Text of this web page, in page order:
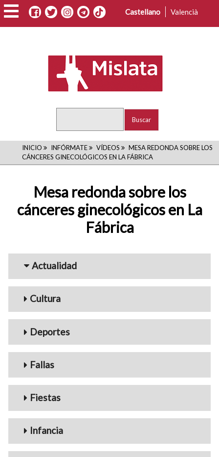
Pasar
al
contenido
Castellano Valencià
RUTA
DE
NAVEGACIÓN
INICIO INFÓRMATE VÍDEOS
MESA REDONDA SOBRE LOS
CÁNCERES GINECOLÓGICOS EN LA FÁBRICA
Mesa redonda sobre los
cánceres ginecológicos en La
Fábrica
Menu_Videos
Actualidad
Cultura
Deportes
Fallas
Fiestas
Infancia